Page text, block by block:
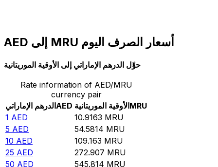
AED إلى MRU أسعار الصرف اليوم
حوِّل الدرهم الإماراتي إلى الأوقية الموريتانية
Rate information of AED/MRU
currency pair
الدرهم الإماراتيAED الأوقية الموريتانيةMRU
1 AED 10.9163 MRU
5 AED 54.5814 MRU
10 AED 109.163 MRU
25 AED 272.907 MRU
50 AED 545.814 MRU